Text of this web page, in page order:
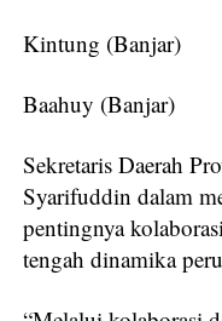
Kintung (Banjar)
Baahuy (Banjar)
‎Sekretaris Daerah
Syarifuddin dalam
pentingnya
tengah dinamika